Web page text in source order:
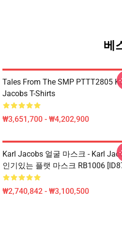
베
Tales From The SMP PTTT2805
Jacobs T-Shirts
₩3,651,700 - ₩4,202,900
Karl Jacobs 얼굴 마스크 - Karl
인기있는 플랫 마스크 RB1006
₩2,740,842 - ₩3,100,500